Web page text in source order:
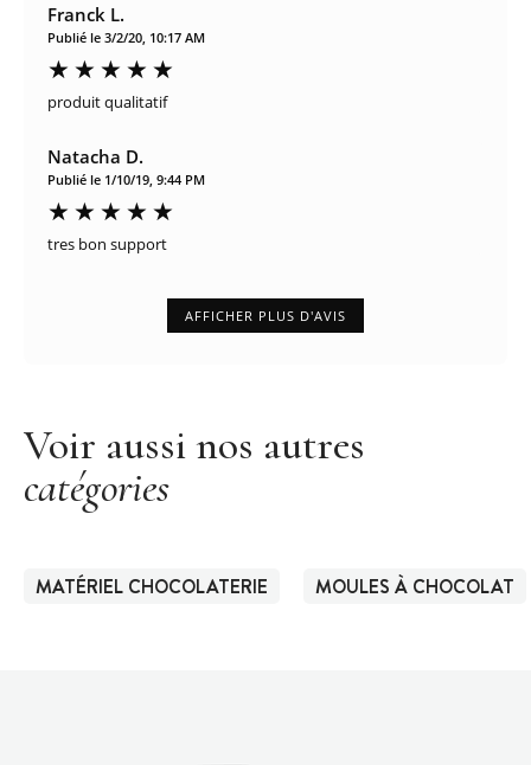
Franck L.
Publié le 3/2/20, 10:17 AM
produit qualitatif
Natacha D.
Publié le 1/10/19, 9:44 PM
tres bon support
AFFICHER PLUS D'AVIS
Voir aussi nos autres
catégories
MATÉRIEL CHOCOLATERIE MOULES À CHOCOLAT